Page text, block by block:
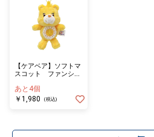
【ケアベア】ソフトマ
スコット ファンシャ
あと4個
￥1,980
(税込)